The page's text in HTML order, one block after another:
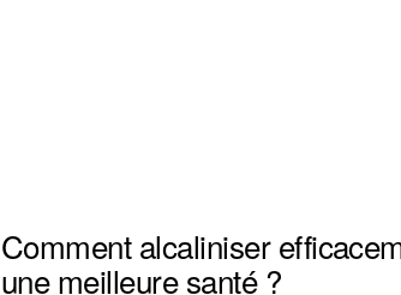
Comment alcaliniser
une meilleure santé ?